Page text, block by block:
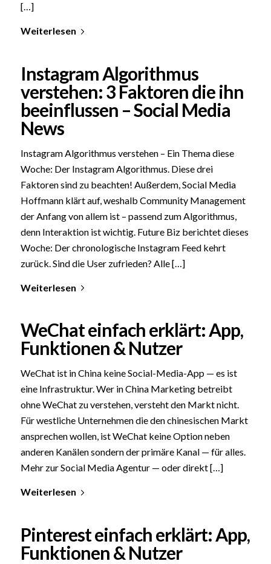
[…]
Weiterlesen
Instagram Algorithmus
verstehen: 3 Faktoren die ihn
beeinflussen – Social Media
News
Instagram Algorithmus verstehen – Ein Thema diese
Woche: Der Instagram Algorithmus. Diese drei
Faktoren sind zu beachten! Außerdem, Social Media
Hoffmann klärt auf, weshalb Community Management
der Anfang von allem ist – passend zum Algorithmus,
denn Interaktion ist wichtig. Future Biz berichtet dieses
Woche: Der chronologische Instagram Feed kehrt
zurück. Sind die User zufrieden? Alle […]
Weiterlesen
WeChat einfach erklärt: App,
Funktionen & Nutzer
WeChat ist in China keine Social-Media-App — es ist
eine Infrastruktur. Wer in China Marketing betreibt
ohne WeChat zu verstehen, versteht den Markt nicht.
Für westliche Unternehmen die den chinesischen Markt
ansprechen wollen, ist WeChat keine Option neben
anderen Kanälen sondern der primäre Kanal — für alles.
Mehr zur Social Media Agentur — oder direkt […]
Weiterlesen
Pinterest einfach erklärt: App,
Funktionen & Nutzer